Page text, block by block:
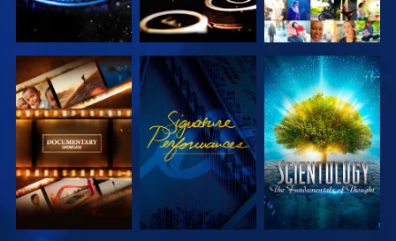
SERIE
ENTDECKEN
ANSEHEN
SERIE
ENTDECKEN